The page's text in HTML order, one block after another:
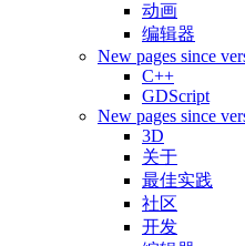
动画
编辑器
New pages since
C++
GDScript
New pages since
3D
关于
最佳实践
社区
开发